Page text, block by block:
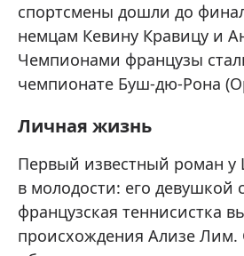
спортсмены дошли до
немцам Кевину Кравицу и
Чемпионами французы
чемпионате Буш-дю-Рона
Личная жизнь
Первый известный роман у
в молодости: его девушкой
французская теннисистка
происхождения Ализе Лим.